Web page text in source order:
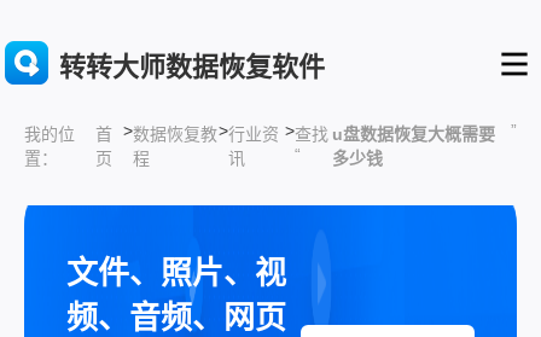
转转大师数据恢复软件
我的位
置：
首
页
>数据恢复教
程
>行业资
讯
>查找
“
u盘数据恢复大概需要
多少钱
”
文件、照片、视
频、音频、网页